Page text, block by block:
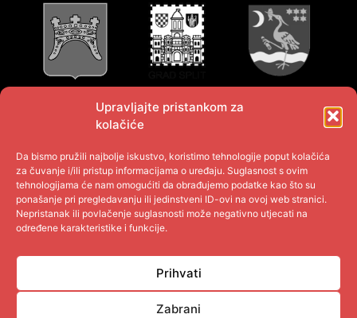
Upravljajte pristankom za
kolačiće
Da bismo pružili najbolje iskustvo, koristimo tehnologije poput kolačića
za čuvanje i/ili pristup informacijama o uređaju. Suglasnost s ovim
tehnologijama će nam omogućiti da obrađujemo podatke kao što su
ponašanje pri pregledavanju ili jedinstveni ID-ovi na ovoj web stranici.
Nepristanak ili povlačenje suglasnosti može negativno utjecati na
određene karakteristike i funkcije.
Prihvati
Zabrani